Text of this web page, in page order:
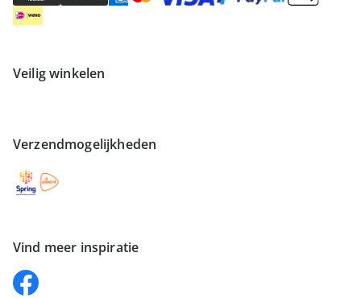
Veilig winkelen
Verzendmogelijkheden
Vind meer inspiratie